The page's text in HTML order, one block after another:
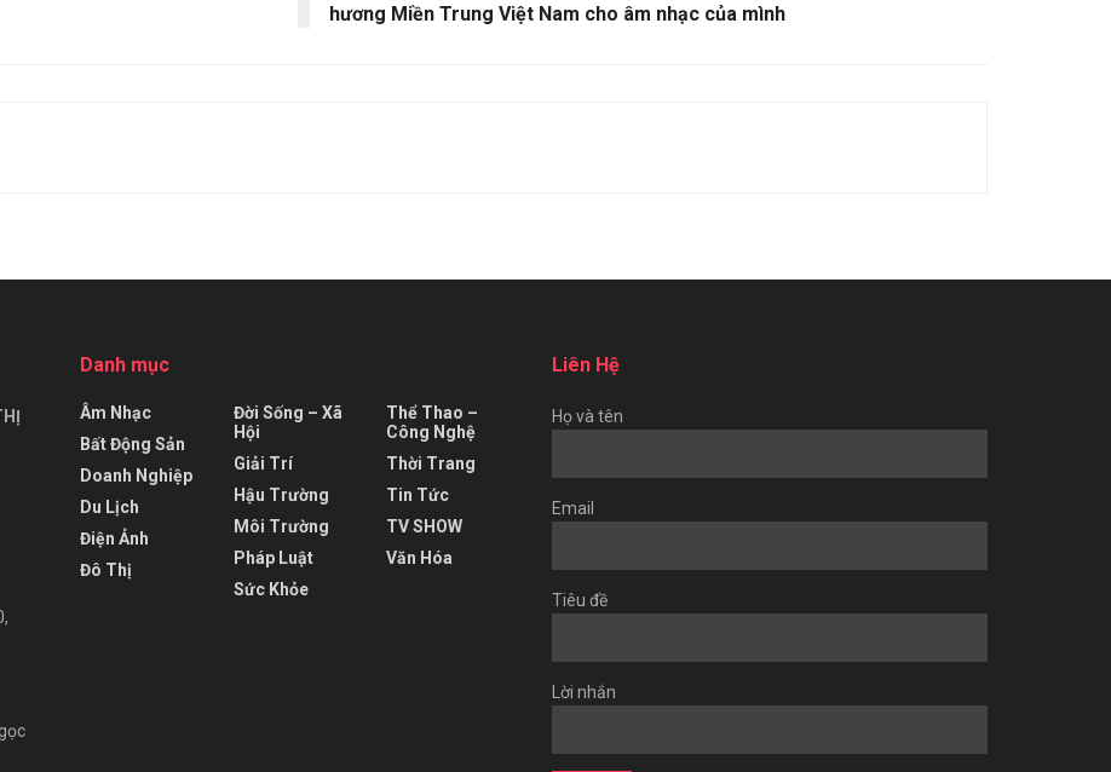
hương Miền Trung Việt Nam cho âm nhạc của mình
Danh mục
Âm Nhạc
Bất Động Sản
Doanh Nghiệp
Du Lịch
Điện Ảnh
Đô Thị
Đời Sống – Xã
Hội
Giải Trí
Hậu Trường
Môi Trường
Pháp Luật
Sức Khỏe
Thể Thao –
Công Nghệ
Thời Trang
Tin Tức
TV SHOW
Văn Hóa
Liên Hệ
Họ và tên
Email
Tiêu đề
Lời nhắn